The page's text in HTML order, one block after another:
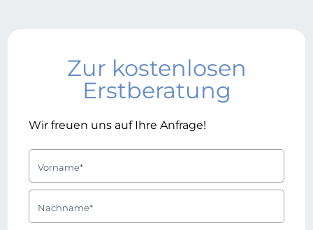
Zur kostenlosen
Erstberatung
Wir freuen uns auf Ihre Anfrage!